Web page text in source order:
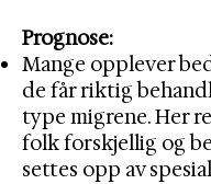
Prognose:
Mange opplever
de får riktig
type migrene. Her
folk forskjellig og
settes opp av